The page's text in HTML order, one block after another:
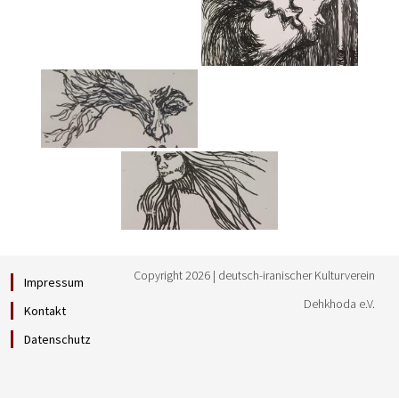
Impressum
Kontakt
Datenschutz
Copyright 2026 | deutsch-iranischer Kulturverein
Dehkhoda e.V.